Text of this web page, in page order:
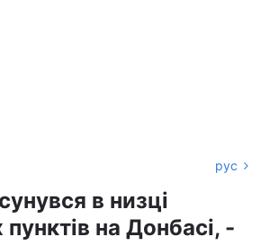
рус
в низці
на Донбасі, -